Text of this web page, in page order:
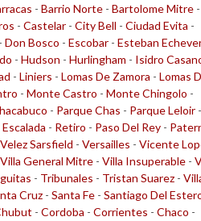
- Barrio Norte - Bartolome Mitre -
- Castelar - City Bell - Ciudad Evita -
- Don Bosco - Escobar - Esteban
- Hudson - Hurlingham - Isidro
- Liniers - Lomas De Zamora - Lomas
- Monte Castro - Monte Chingolo -
- Parque Chas - Parque Leloir -
- Retiro - Paso Del Rey -
Velez Sarsfield - Versailles - Vicente
Villa General Mitre - Villa Insuperable -
- Tribunales - Tristan Suarez -
Cruz - Santa Fe - Santiago Del
- Cordoba - Corrientes - Chaco -